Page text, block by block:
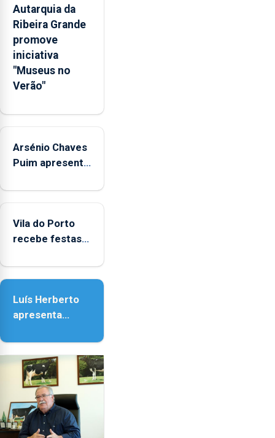
emocionais
e
sociais
junto
das
crianças
Autarquia da
Ribeira Grande
promove
iniciativa
"Museus no
Verão"
Arsénio Chaves
Puim apresenta
Biblioteca de
Vila do Porto
recebe festas
Nossa Senhora
Luís Herberto
apresenta
Paisagem’